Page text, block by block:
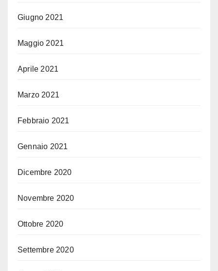
Giugno 2021
Maggio 2021
Aprile 2021
Marzo 2021
Febbraio 2021
Gennaio 2021
Dicembre 2020
Novembre 2020
Ottobre 2020
Settembre 2020